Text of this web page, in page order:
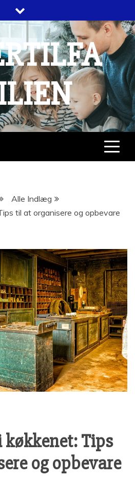
Alle Indlæg
til at organisere og opbevare
Tips
og opbevare